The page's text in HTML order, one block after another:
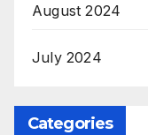
August 2024
July 2024
Categories